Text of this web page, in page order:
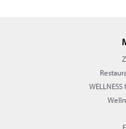
WELLNESS